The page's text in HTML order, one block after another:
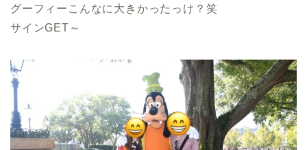
グーフィーこんなに大きかったっけ？笑
サインGET～